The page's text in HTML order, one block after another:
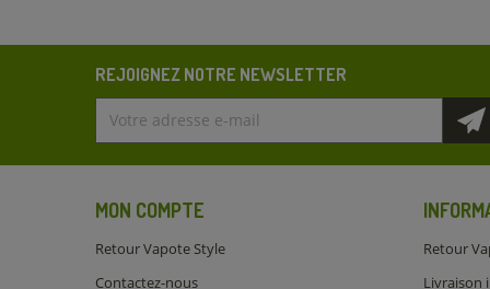
REJOIGNEZ NOTRE NEWSLETTER
MON COMPTE
Retour Vapote Style
Contactez-nous
Retour
Livraison